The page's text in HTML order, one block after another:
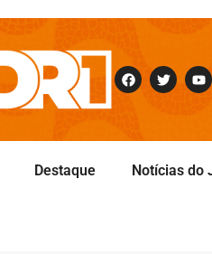
Destaque Notícias do